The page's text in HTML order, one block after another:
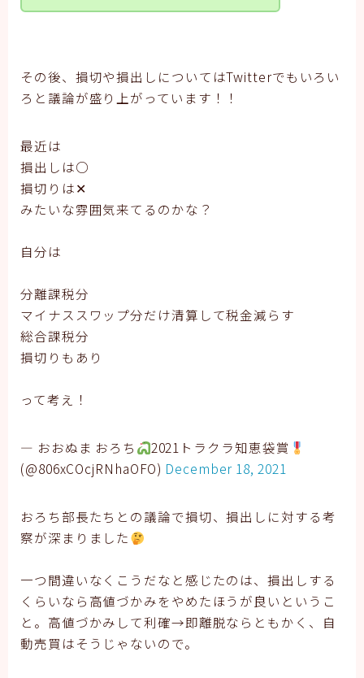
その後、損切や損出しについてはTwitterでもいろい
ろと議論が盛り上がっています！！
最近は
損出しは○
損切りは✕
みたいな雰囲気来てるのかな？
自分は
分離課税分
マイナススワップ分だけ清算して税金減らす
総合課税分
損切りもあり
って考え！
— おおぬま おろち
2021トラクラ知恵袋賞
(@806xCOcjRNhaOFO) December 18, 2021
おろち部長たちとの議論で損切、損出しに対する考
察が深まりました
一つ間違いなくこうだなと感じたのは、損出しする
くらいなら高値づかみをやめたほうが良いというこ
と。高値づかみして利確→即離脱ならともかく、自
動売買はそうじゃないので。